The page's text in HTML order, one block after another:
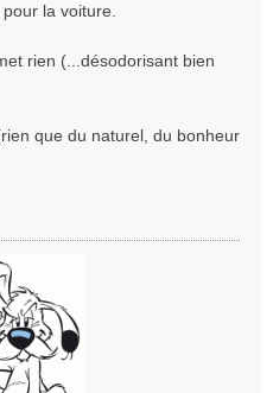
la voiture.
rien (...désodorisant bien
que du naturel, du bonheur